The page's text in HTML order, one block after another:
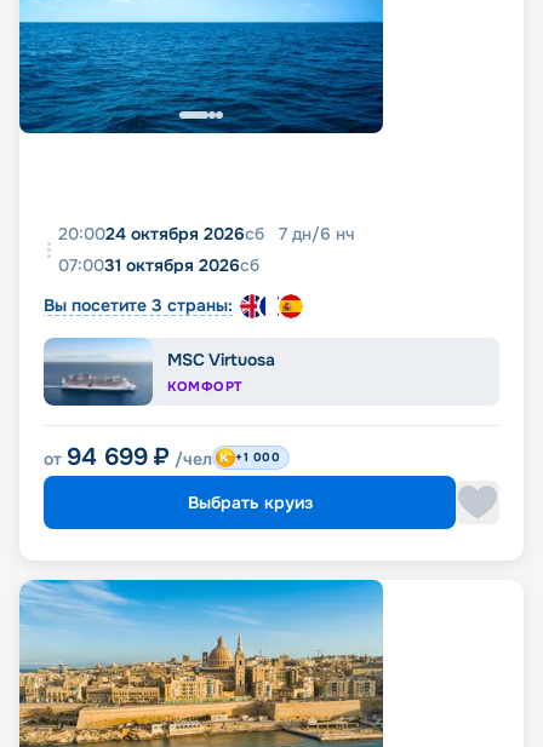
20:0024 октября 2026сб 7 дн/6 нч
07:0031 октября 2026сб
Вы посетите 3 страны:
MSC Virtuosa
КОМФОРТ
от 94 699 ₽ /чел +1 000
Выбрать круиз